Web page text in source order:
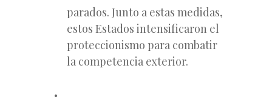
parados. Junto a estas medidas,
estos Estados intensificaron el
proteccionismo para combatir
la competencia exterior.